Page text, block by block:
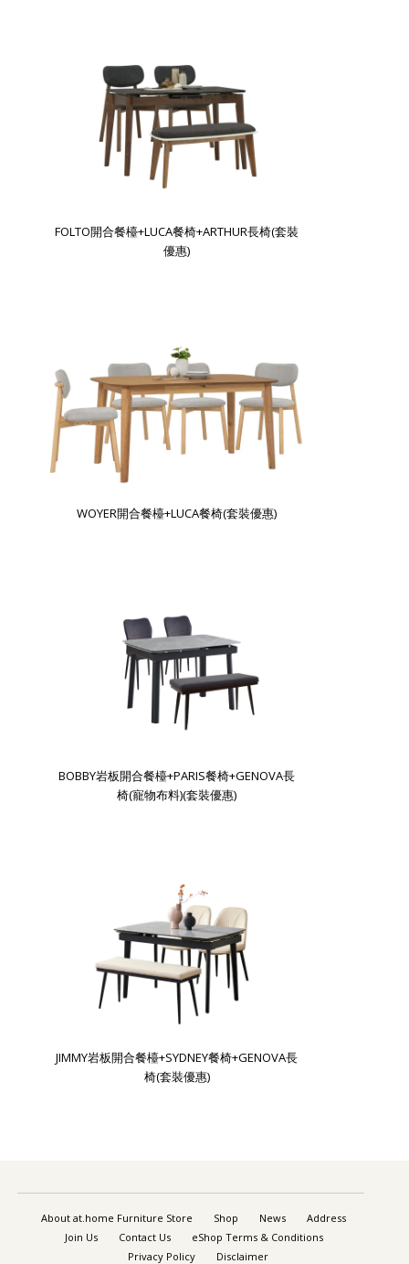
FOLTO開合餐檯+LUCA餐椅+ARTHUR長椅(套裝
優惠)
WOYER開合餐檯+LUCA餐椅(套裝優惠)
BOBBY岩板開合餐檯+PARIS餐椅+GENOVA長
椅(寵物布料)(套裝優惠)
JIMMY岩板開合餐檯+SYDNEY餐椅+GENOVA長
椅(套裝優惠)
About at.home Furniture Store Shop News
Address
Join Us
Contact Us
eShop Terms & Conditions
Privacy Policy
Disclaimer